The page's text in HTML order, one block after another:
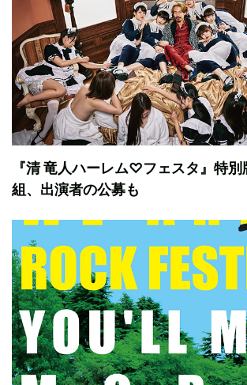
『清 竜人ハーレム♡フェスタ』特
組、出演者の公募も